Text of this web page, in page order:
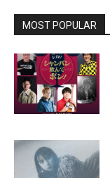
MOST POPULAR